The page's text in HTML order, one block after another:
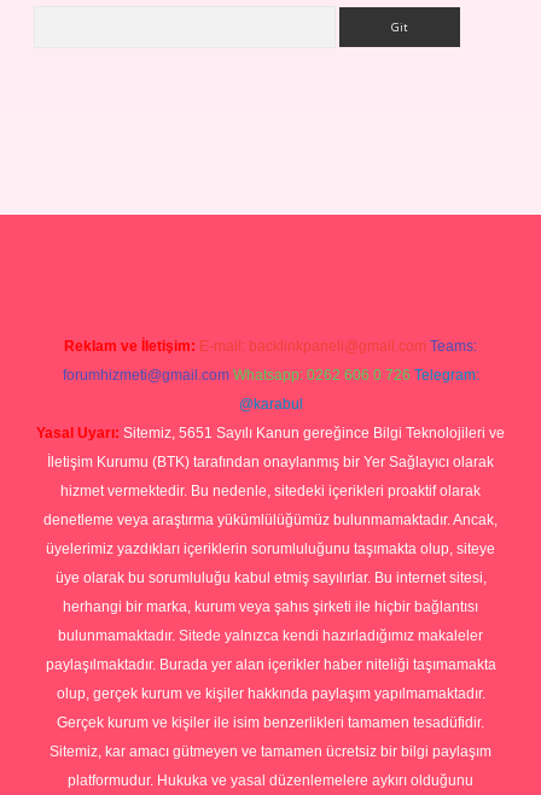
Reklam ve İletişim: E-mail: backlinkpaneli@gmail.com Teams:
forumhizmeti@gmail.com Whatsapp: 0262 606 0 726 Telegram:
@karabul
Yasal Uyarı: Sitemiz, 5651 Sayılı Kanun gereğince Bilgi Teknolojileri ve
İletişim Kurumu (BTK) tarafından onaylanmış bir Yer Sağlayıcı olarak
hizmet vermektedir. Bu nedenle, sitedeki içerikleri proaktif olarak
denetleme veya araştırma yükümlülüğümüz bulunmamaktadır. Ancak,
üyelerimiz yazdıkları içeriklerin sorumluluğunu taşımakta olup, siteye
üye olarak bu sorumluluğu kabul etmiş sayılırlar. Bu internet sitesi,
herhangi bir marka, kurum veya şahıs şirketi ile hiçbir bağlantısı
bulunmamaktadır. Sitede yalnızca kendi hazırladığımız makaleler
paylaşılmaktadır. Burada yer alan içerikler haber niteliği taşımamakta
olup, gerçek kurum ve kişiler hakkında paylaşım yapılmamaktadır.
Gerçek kurum ve kişiler ile isim benzerlikleri tamamen tesadüfidir.
Sitemiz, kar amacı gütmeyen ve tamamen ücretsiz bir bilgi paylaşım
platformudur. Hukuka ve yasal düzenlemelere aykırı olduğunu